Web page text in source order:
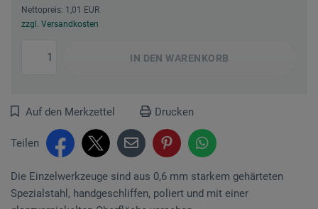
Nettopreis: 1,01 EUR
zzgl. Versandkosten
IN DEN WARENKORB
Auf den Merkzettel Drucken
Teilen
Die Einzelwerkzeuge sind aus 0,6 mm starkem gehärteten
Spezialstahl, handgeschliffen, poliert und mit einer